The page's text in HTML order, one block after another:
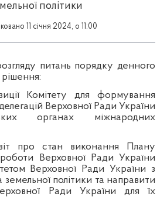
політики
11 січня 2024, о 11:00
питань порядку денного
Комітету для формування
Верховної Ради України
органах міжнародних
про стан виконання Плану
Верховної Ради України
Верховної Ради України з
земельної політики та направити
Ради України для їх